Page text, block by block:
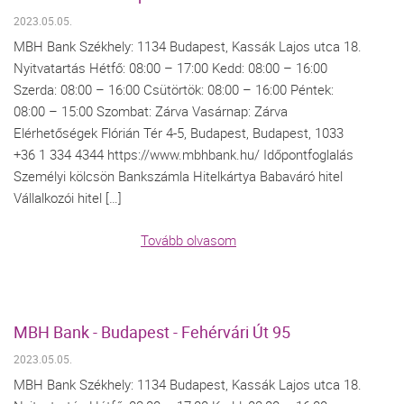
2023.05.05.
MBH Bank Székhely: 1134 Budapest, Kassák Lajos utca 18.
Nyitvatartás Hétfő: 08:00 – 17:00 Kedd: 08:00 – 16:00
Szerda: 08:00 – 16:00 Csütörtök: 08:00 – 16:00 Péntek:
08:00 – 15:00 Szombat: Zárva Vasárnap: Zárva
Elérhetőségek Flórián Tér 4-5, Budapest, Budapest, 1033
+36 1 334 4344 https://www.mbhbank.hu/ Időpontfoglalás
Személyi kölcsön Bankszámla Hitelkártya Babaváró hitel
Vállalkozói hitel […]
Tovább olvasom
MBH Bank - Budapest - Fehérvári Út 95
2023.05.05.
MBH Bank Székhely: 1134 Budapest, Kassák Lajos utca 18.